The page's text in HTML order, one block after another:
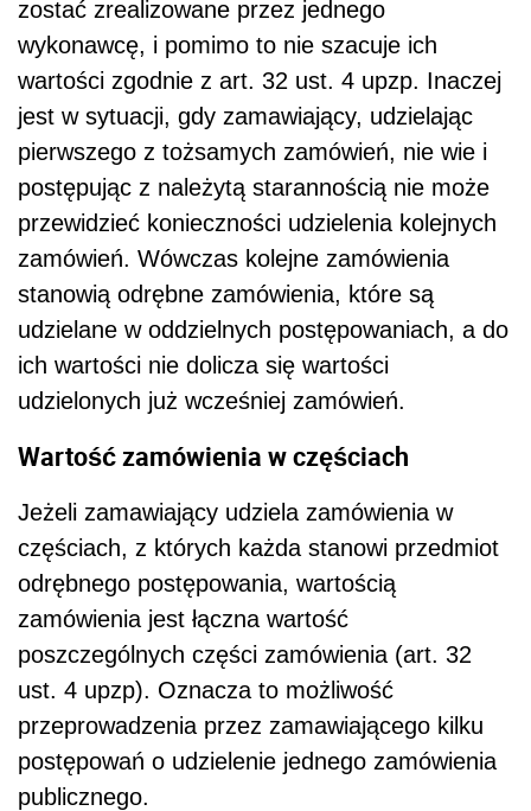
zostać zrealizowane przez jednego
wykonawcę, i pomimo to nie szacuje ich
wartości zgodnie z art. 32 ust. 4 upzp. Inaczej
jest w sytuacji, gdy zamawiający, udzielając
pierwszego z tożsamych zamówień, nie wie i
postępując z należytą starannością nie może
przewidzieć konieczności udzielenia kolejnych
zamówień. Wówczas kolejne zamówienia
stanowią odrębne zamówienia, które są
udzielane w oddzielnych postępowaniach, a do
ich wartości nie dolicza się wartości
udzielonych już wcześniej zamówień.
Wartość zamówienia w częściach
Jeżeli zamawiający udziela zamówienia w
częściach, z których każda stanowi przedmiot
odrębnego postępowania, wartością
zamówienia jest łączna wartość
poszczególnych części zamówienia (art. 32
ust. 4 upzp). Oznacza to możliwość
przeprowadzenia przez zamawiającego kilku
postępowań o udzielenie jednego zamówienia
publicznego.